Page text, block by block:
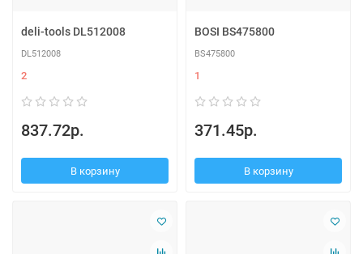
deli-tools DL512008
DL512008
2
837.72р.
В корзину
BOSI BS475800
BS475800
1
371.45р.
В корзину